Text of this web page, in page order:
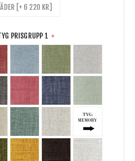
[+ 6 220 KR]
PRISGRUPP 1 *